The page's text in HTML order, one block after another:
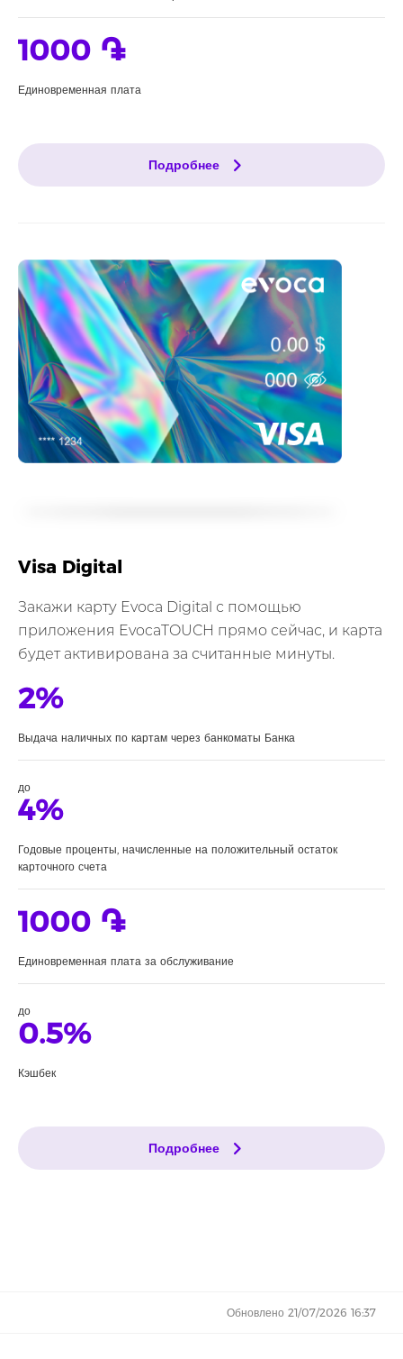
1000 ֏
Единовременная плата
Подробнее
Visa Digital
Закажи карту Evoca Digital с помощью
приложения EvocaTOUCH прямо сейчас, и карта
будет активирована за считанные минуты.
2%
Выдача наличных по картам через банкоматы Банка
до
4%
Годовые проценты, начисленные на положительный остаток
карточного счета
1000 ֏
Единовременная плата за обслуживание
до
0.5%
Кэшбек
Подробнее
Обновлено 21/07/2026 16:37